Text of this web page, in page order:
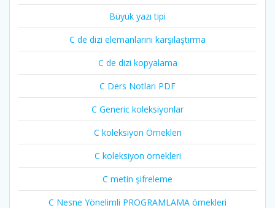
Büyük yazı tipi
C de dizi elemanlarını karşılaştırma
C de dizi kopyalama
C Ders Notları PDF
C Generic koleksiyonlar
C koleksiyon Örnekleri
C koleksiyon örnekleri
C metin şifreleme
C Nesne Yönelimli PROGRAMLAMA örnekleri